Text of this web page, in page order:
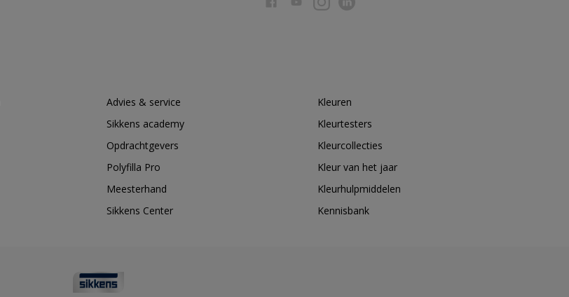
Advies & service
Sikkens academy
Opdrachtgevers
Polyfilla Pro
Meesterhand
Sikkens Center
Kleuren
Kleurtesters
Kleurcollecties
Kleur van het jaar
Kleurhulpmiddelen
Kennisbank